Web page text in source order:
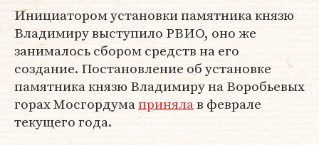
Инициатором установки памятника князю
Владимиру выступило РВИО, оно же
занималось сбором средств на его
создание. Постановление об установке
памятника князю Владимиру на Воробьевых
горах Мосгордумапринялав феврале
текущего года.